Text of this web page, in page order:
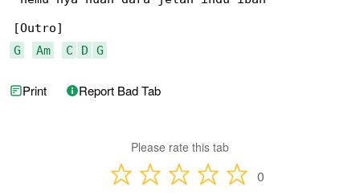
G
Am C D G
Print Report Bad Tab
Please rate this tab
0